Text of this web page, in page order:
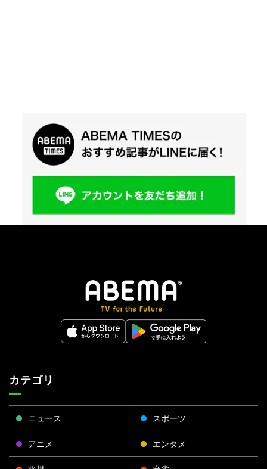
カテゴリ
ニュース スポーツ
アニメ エンタメ